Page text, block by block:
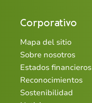
Corporativo
Mapa del sitio
Sobre nosotros
Estados financieros
Reconocimientos
Sostenibilidad